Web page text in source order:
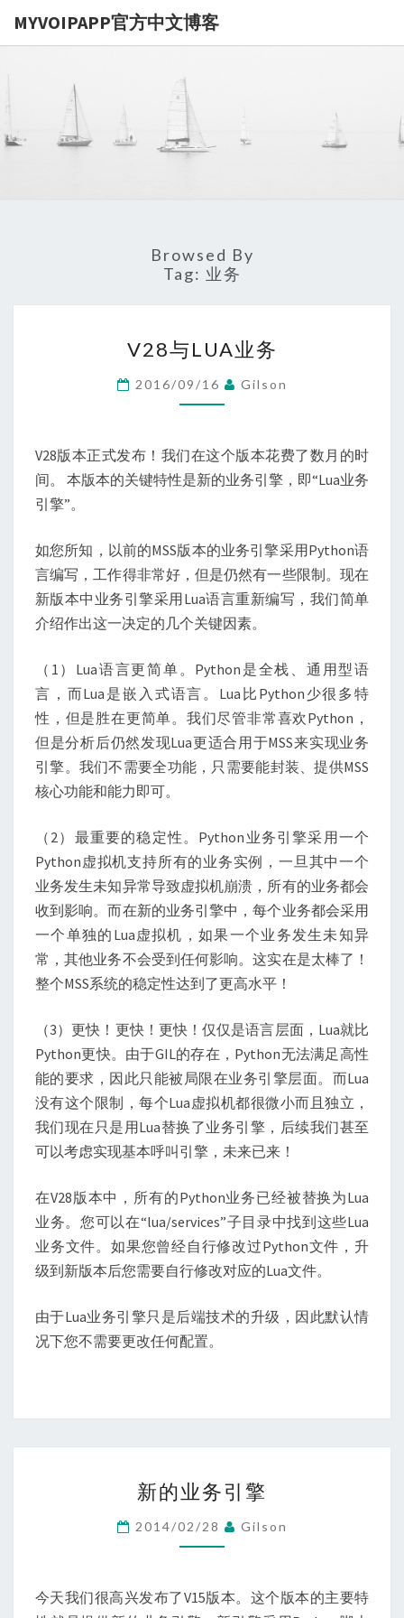
MYVOIPAPP官方中文博客
MYVOIPAPP
Browsed By
Tag: 业务
与
LUA
业
V28与LUA业务
2016/09/16 Gilson
V28版本正式发布！我们在这个版本花费了数月的时
间。 本版本的关键特性是新的业务引擎，即“Lua业务
引擎”。
如您所知，以前的MSS版本的业务引擎采用Python语
言编写，工作得非常好，但是仍然有一些限制。现在
新版本中业务引擎采用Lua语言重新编写，我们简单
介绍作出这一决定的几个关键因素。
（1）Lua语言更简单。Python是全栈、通用型语
言，而Lua是嵌入式语言。Lua比Python少很多特
性，但是胜在更简单。我们尽管非常喜欢Python，
但是分析后仍然发现Lua更适合用于MSS来实现业务
引擎。我们不需要全功能，只需要能封装、提供MSS
核心功能和能力即可。
（2）最重要的稳定性。Python业务引擎采用一个
Python虚拟机支持所有的业务实例，一旦其中一个
业务发生未知异常导致虚拟机崩溃，所有的业务都会
收到影响。而在新的业务引擎中，每个业务都会采用
一个单独的Lua虚拟机，如果一个业务发生未知异
常，其他业务不会受到任何影响。这实在是太棒了！
整个MSS系统的稳定性达到了更高水平！
（3）更快！更快！更快！仅仅是语言层面，Lua就比
Python更快。由于GIL的存在，Python无法满足高性
能的要求，因此只能被局限在业务引擎层面。而Lua
没有这个限制，每个Lua虚拟机都很微小而且独立，
我们现在只是用Lua替换了业务引擎，后续我们甚至
可以考虑实现基本呼叫引擎，未来已来！
在V28版本中，所有的Python业务已经被替换为Lua
业务。您可以在“lua/services”子目录中找到这些Lua
业务文件。如果您曾经自行修改过Python文件，升
级到新版本后您需要自行修改对应的Lua文件。
由于Lua业务引擎只是后端技术的升级，因此默认情
况下您不需要更改任何配置。
的
业
务
擎
新的业务引擎
2014/02/28 Gilson
今天我们很高兴发布了V15版本。这个版本的主要特